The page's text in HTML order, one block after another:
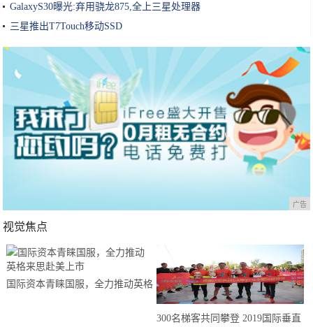
GalaxyS30曝光:弃用骁龙875,全上三星处理器
三星推出T7Touch移动SSD
广告
视觉焦点
国际资本青睐国服，全力推动英格
300名梯客共同攀登 2019国际垂直